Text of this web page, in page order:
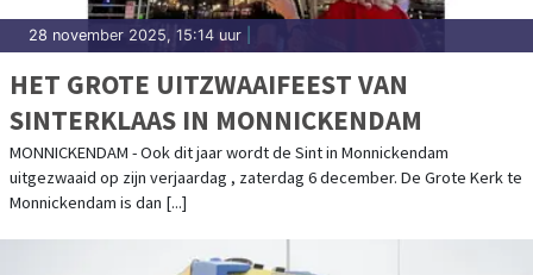
28 november 2025, 15:14 uur
HET GROTE UITZWAAIFEEST VAN
SINTERKLAAS IN MONNICKENDAM
MONNICKENDAM - Ook dit jaar wordt de Sint in Monnickendam
uitgezwaaid op zijn verjaardag , zaterdag 6 december. De Grote Kerk te
Monnickendam is dan [...]